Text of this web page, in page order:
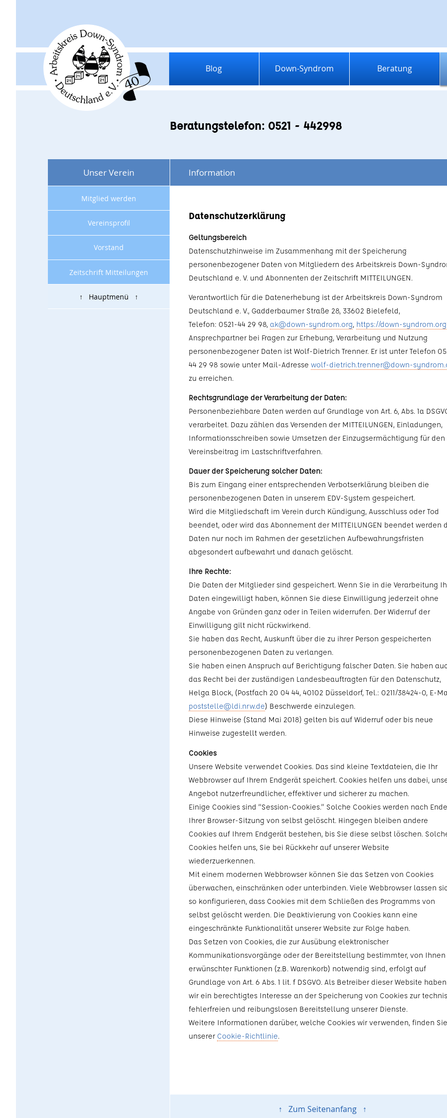
Blog Down-Syndrom Beratung
Beratungstelefon: 0521 - 442998
Unser Verein
Mitglied werden
Vereinsprofil
Vorstand
Zeitschrift Mitteilungen
↑ Hauptmenü ↑
Information
Datenschutzerklärung
Geltungsbereich
Datenschutzhinweise im Zusammenhang mit der Speicherung
personenbezogener Daten von Mitgliedern des Arbeitskreis Down-
Deutschland e. V. und Abonnenten der Zeitschrift MITTEILUNGEN.
Verantwortlich für die Datenerhebung ist der Arbeitskreis Down-Syndrom
Deutschland e. V., Gadderbaumer Straße 28, 33602 Bielefeld,
Telefon: 0521-44 29 98, ak@down-syndrom.org, https://down-syndrom.org
Ansprechpartner bei Fragen zur Erhebung, Verarbeitung und Nutzung
personenbezogener Daten ist Wolf-Dietrich Trenner. Er ist unter Telefon
44 29 98 sowie unter Mail-Adresse wolf-dietrich.trenner@down-
zu erreichen.
Rechtsgrundlage der Verarbeitung der Daten:
Personenbeziehbare Daten werden auf Grundlage von Art. 6, Abs. 1a
verarbeitet. Dazu zählen das Versenden der MITTEILUNGEN, Einladungen,
Informationsschreiben sowie Umsetzen der Einzugsermächtigung für den
Vereinsbeitrag im Lastschriftverfahren.
Dauer der Speicherung solcher Daten:
Bis zum Eingang einer entsprechenden Verbotserklärung bleiben die
personenbezogenen Daten in unserem EDV-System gespeichert.
Wird die Mitgliedschaft im Verein durch Kündigung, Ausschluss oder Tod
beendet, oder wird das Abonnement der MITTEILUNGEN beendet werden
Daten nur noch im Rahmen der gesetzlichen Aufbewahrungsfristen
abgesondert aufbewahrt und danach gelöscht.
Ihre Rechte:
Die Daten der Mitglieder sind gespeichert. Wenn Sie in die Verarbeitung
Daten eingewilligt haben, können Sie diese Einwilligung jederzeit ohne
Angabe von Gründen ganz oder in Teilen widerrufen. Der Widerruf der
Einwilligung gilt nicht rückwirkend.
Sie haben das Recht, Auskunft über die zu ihrer Person gespeicherten
personenbezogenen Daten zu verlangen.
Sie haben einen Anspruch auf Berichtigung falscher Daten. Sie haben
das Recht bei der zuständigen Landesbeauftragten für den Datenschutz,
Helga Block, (Postfach 20 04 44, 40102 Düsseldorf, Tel.: 0211/38424-0, E-
poststelle@ldi.nrw.de) Beschwerde einzulegen.
Diese Hinweise (Stand Mai 2018) gelten bis auf Widerruf oder bis neue
Hinweise zugestellt werden.
Cookies
Unsere Website verwendet Cookies. Das sind kleine Textdateien, die Ihr
Webbrowser auf Ihrem Endgerät speichert. Cookies helfen uns dabei,
Angebot nutzerfreundlicher, effektiver und sicherer zu machen.
Einige Cookies sind “Session-Cookies.” Solche Cookies werden nach Ende
Ihrer Browser-Sitzung von selbst gelöscht. Hingegen bleiben andere
Cookies auf Ihrem Endgerät bestehen, bis Sie diese selbst löschen.
Cookies helfen uns, Sie bei Rückkehr auf unserer Website
wiederzuerkennen.
Mit einem modernen Webbrowser können Sie das Setzen von Cookies
überwachen, einschränken oder unterbinden. Viele Webbrowser lassen
so konfigurieren, dass Cookies mit dem Schließen des Programms von
selbst gelöscht werden. Die Deaktivierung von Cookies kann eine
eingeschränkte Funktionalität unserer Website zur Folge haben.
Das Setzen von Cookies, die zur Ausübung elektronischer
Kommunikationsvorgänge oder der Bereitstellung bestimmter, von Ihnen
erwünschter Funktionen (z.B. Warenkorb) notwendig sind, erfolgt auf
Grundlage von Art. 6 Abs. 1 lit. f DSGVO. Als Betreiber dieser Website haben
wir ein berechtigtes Interesse an der Speicherung von Cookies zur
fehlerfreien und reibungslosen Bereitstellung unserer Dienste.
Weitere Informationen darüber, welche Cookies wir verwenden, finden
unserer Cookie-Richtlinie.
↑ Zum Seitenanfang ↑